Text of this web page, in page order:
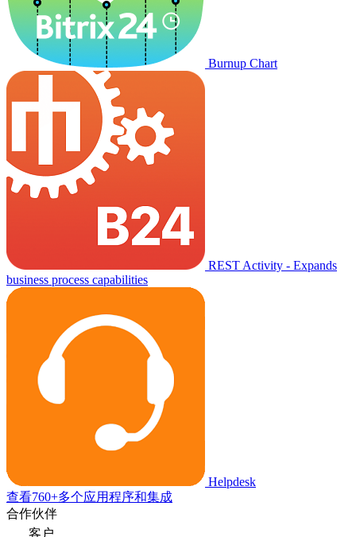
Burnup Chart
REST Activity - Expands
business process capabilities
Helpdesk
查看760+多个应用程序和集成
合作伙伴
客户